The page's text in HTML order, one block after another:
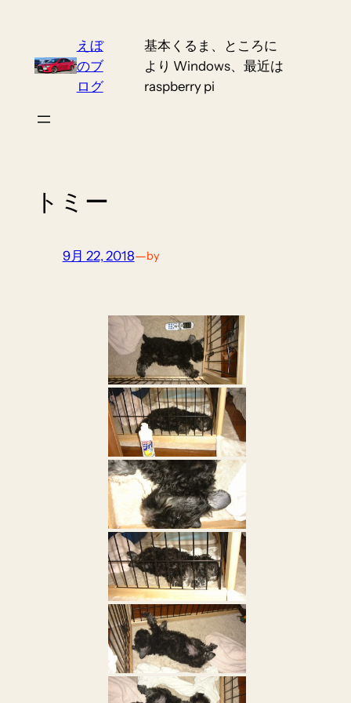
content
えぼ
のブ
ログ
基本くるま、ところに
より Windows、最近は
raspberry pi
トミー
9月 22, 2018—by